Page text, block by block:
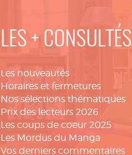
LES + CONSULTÉS
Les nouveautés
Horaires et fermetures
Nos sélections thématiques
Prix des lecteurs 2026
Les coups de coeur 2025
Les Mordus du Manga
Vos derniers commentaires